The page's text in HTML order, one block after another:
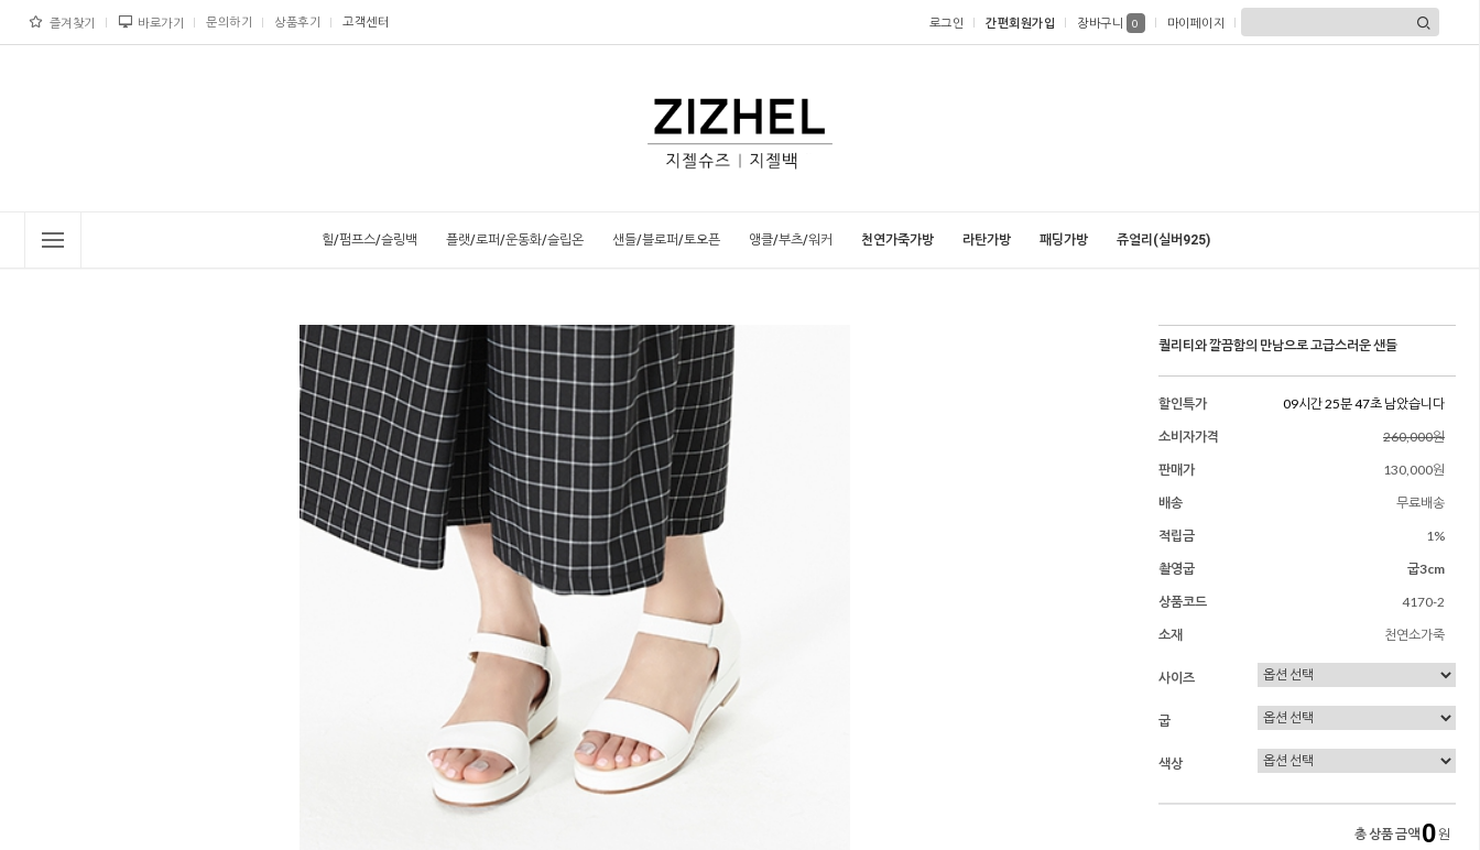
즐겨찾기 바로가기 문의하기 상품후기 고객센터 로그인 간편회원가입 장바구니 0 마이페이지
힐/펌프스/슬링백 플랫/로퍼/운동화/슬립온 샌들/블로퍼/토오픈 앵클/부츠/워커 천연가죽가방 라탄가방 패딩가방 쥬얼리(실버925)
퀄리티와 깔끔함의 만남으로 고급스러운 샌들
할인특가
09시간 25분 45초 남았습니다
소비자가격
260,000원
판매가
130,000원
배송
무료배송
적립금
1%
촬영굽
굽3cm
상품코드
4170-2
소재
천연소가죽
사이즈
굽
색상
총 상품 금액 0 원